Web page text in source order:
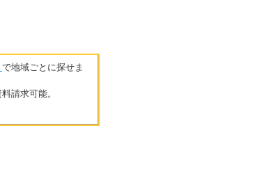
で地域ごとに探せま
請求可能。